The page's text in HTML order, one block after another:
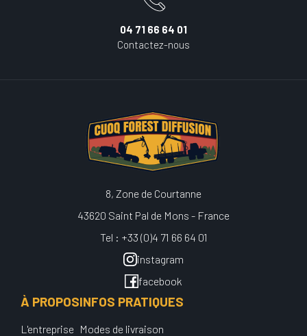
04 71 66 64 01
Contactez-nous
8, Zone de Courtanne
43620 Saint Pal de Mons - France
Tel : +33 (0)4 71 66 64 01
instagram
facebook
À PROPOS
L'entreprise
INFOS PRATIQUES
Modes de livraison